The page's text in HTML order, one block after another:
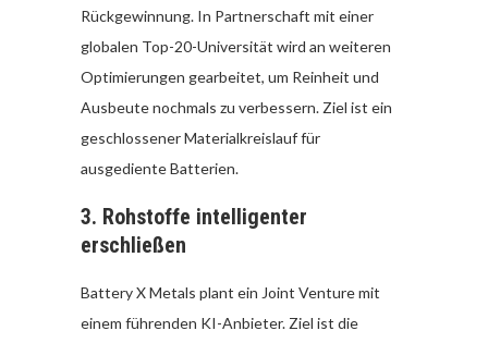
Rückgewinnung. In Partnerschaft mit einer
globalen Top-20-Universität wird an weiteren
Optimierungen gearbeitet, um Reinheit und
Ausbeute nochmals zu verbessern. Ziel ist ein
geschlossener Materialkreislauf für
ausgediente Batterien.
3. Rohstoffe intelligenter
erschließen
Battery X Metals plant ein Joint Venture mit
einem führenden KI-Anbieter. Ziel ist die